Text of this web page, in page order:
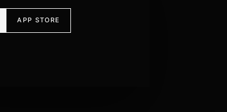
APP STORE